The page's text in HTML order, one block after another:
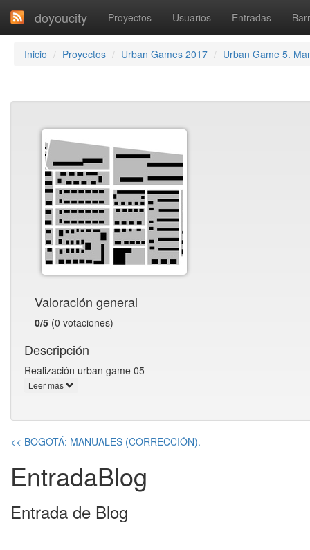
doyoucity Proyectos Usuarios Entradas
Inicio Proyectos Urban Games 2017 Urban Game 5.
Valoración general
0/5 (0 votaciones)
Descripción
Realización urban game 05
Leer más
<< BOGOTÁ: MANUALES (CORRECCIÓN).
EntradaBlog
Entrada de Blog